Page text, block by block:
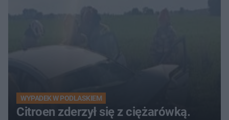
WYPADEK W PODLASKIEM
Citroen zderzył się z ciężarówką.